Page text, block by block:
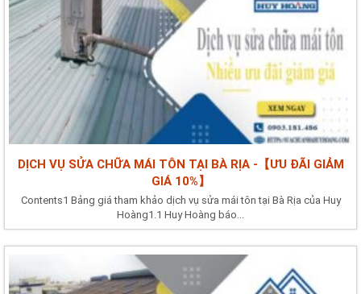
DỊCH VỤ SỬA CHỮA MÁI TÔN TẠI BÀ RỊA -【ƯU ĐÃI GIẢM
GIÁ 10%】
Contents1 Bảng giá tham khảo dịch vụ sửa mái tôn tại Bà Rịa của Huy
Hoàng1.1 Huy Hoàng báo...